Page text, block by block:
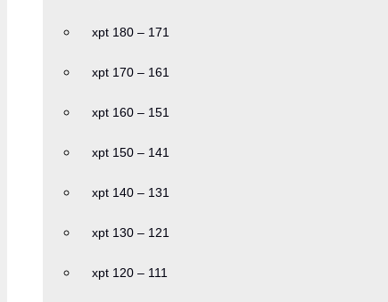
xpt 180 – 171
xpt 170 – 161
xpt 160 – 151
xpt 150 – 141
xpt 140 – 131
xpt 130 – 121
xpt 120 – 111